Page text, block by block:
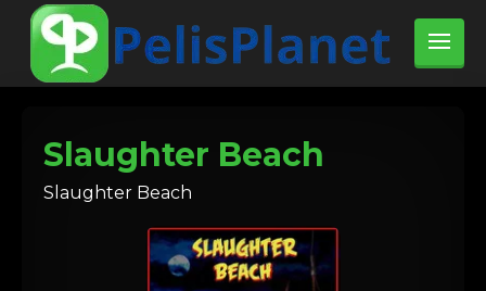
Slaughter Beach
Slaughter Beach